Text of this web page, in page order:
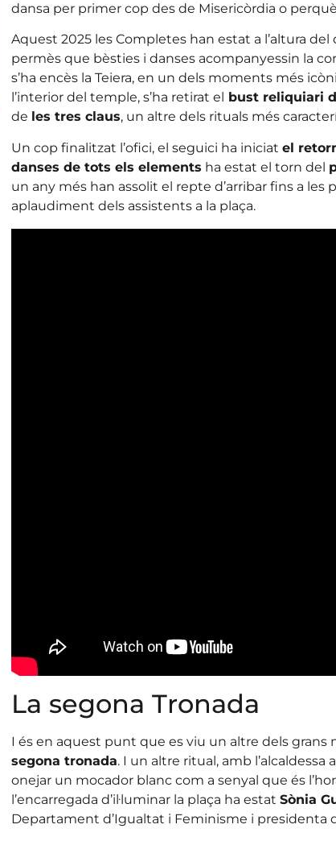
dansa per primer cop des de Misericòrdia o
Aquest 2025 les Completes han estat a l’altura del
permès que bèsties i danses acompanyessin la
s’ha encès la Teiera, en un dels moments més
l’interior del temple, s’ha retirat el bust reliquiari
de les tres claus, un altre dels rituals més
Un cop finalitzat l’ofici, el seguici ha iniciat el
danses de tots els elements ha estat el torn del
un any més han assolit el repte d’arribar fins a les
aplaudiment dels assistents a la plaça.
La segona Tronada
I és en aquest punt que es viu un altre dels grans
segona tronada. I un altre ritual, amb
onejar un mocador blanc com a senyal que és
l’encarregada d’il·luminar la plaça ha estat Sònia
Departament d’Igualtat i Feminisme i presidenta